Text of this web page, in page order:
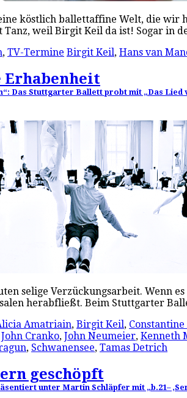
köstlich ballettaffine Welt, die
Tanz, weil Birgit Keil da ist! Sogar in
, TV-Termine Birgit Keil, Hans van
Erhabenheit
Das Stuttgarter Ballett probt mit „Das
selige Verzückungsarbeit. Wenn
herabfließt. Beim Stuttgarter
Amatriain, Birgit Keil,
John Cranko, John Neumeier, Kenneth
, Schwanensee, Tamas Detrich
geschöpft
unter Martin Schläpfer mit „b.21–